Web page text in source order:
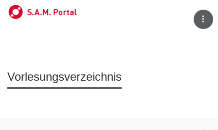
Vorlesungsverzeichnis